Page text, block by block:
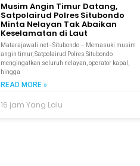
Musim Angin Timur Datang,
Satpolairud Polres Situbondo
Minta Nelayan Tak Abaikan
Keselamatan di Laut
Matarajawali.net–Situbondo – Memasuki musim
angin timur, Satpolairud Polres Situbondo
mengingatkan seluruh nelayan, operator kapal,
hingga
READ MORE »
16 jam Yang Lalu